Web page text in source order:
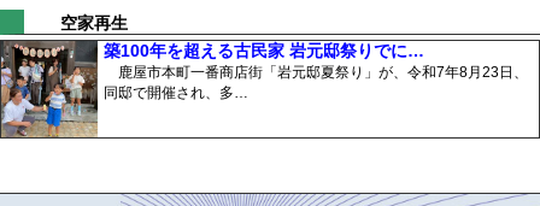
空家再生
築100年を超える古民家 岩元邸祭りでに…
鹿屋市本町一番商店街「岩元邸夏祭り」が、令和7年8月23日、
同邸で開催され、多…